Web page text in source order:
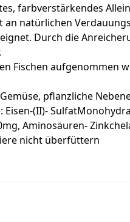
farbverstärkendes
natürlichen
Durch die
aufgenommen
pflanzliche
Eisen-(II)-
Aminosäuren-
nicht überfüttern